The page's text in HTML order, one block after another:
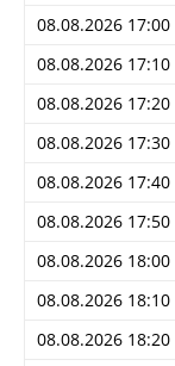
08.08.2026 17:00
08.08.2026 17:10
08.08.2026 17:20
08.08.2026 17:30
08.08.2026 17:40
08.08.2026 17:50
08.08.2026 18:00
08.08.2026 18:10
08.08.2026 18:20